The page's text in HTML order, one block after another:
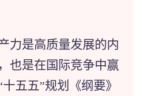
力是高质量发展的内
也是在国际竞争中赢
五五”规划《纲要》